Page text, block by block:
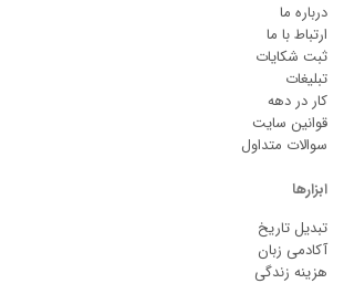
درباره ما
ارتباط با ما
ثبت شکایات
تبلیغات
کار در دهه
قوانین سایت
سوالات متداول
ابزارها
تبدیل تاریخ
آکادمی زبان
هزینه زندگی